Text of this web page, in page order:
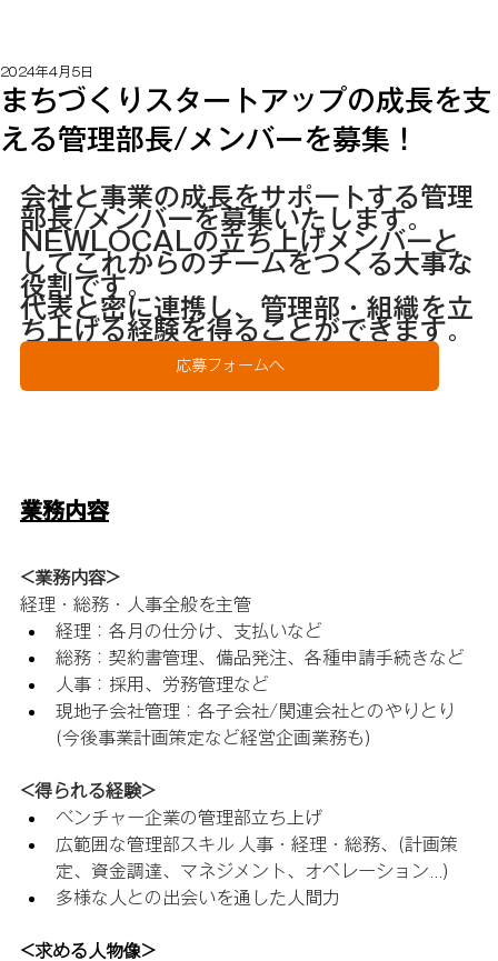
まちづくりスタートアップの成長を支
える管理部長/メンバーを募集！
2024年4月5日
会社と事業の成長をサポートする管理
部長/メンバーを募集いたします。
NEWLOCALの立ち上げメンバーと
してこれからのチームをつくる大事な
役割です。
代表と密に連携し、管理部・組織を立
ち上げる経験を得ることができます。
応募フォームへ
業務内容
<業務内容>
経理・総務・人事全般を主管
経理：各月の仕分け、支払いなど
総務：契約書管理、備品発注、各種申請手続きなど
人事：採用、労務管理など
現地子会社管理：各子会社/関連会社とのやりとり
(今後事業計画策定など経営企画業務も)
<得られる経験>
ベンチャー企業の管理部立ち上げ
広範囲な管理部スキル 人事・経理・総務、(計画策
定、資金調達、マネジメント、オペレーション...)
多様な人との出会いを通した人間力
<求める人物像>